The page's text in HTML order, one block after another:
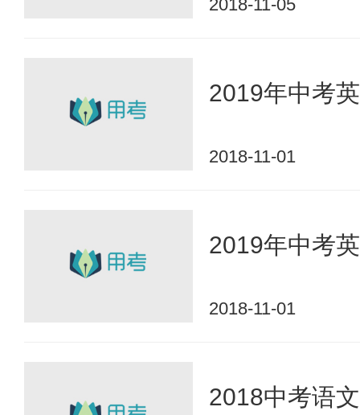
2018-11-05
2019年中考
2018-11-01
2019年中考
2018-11-01
2018中考语